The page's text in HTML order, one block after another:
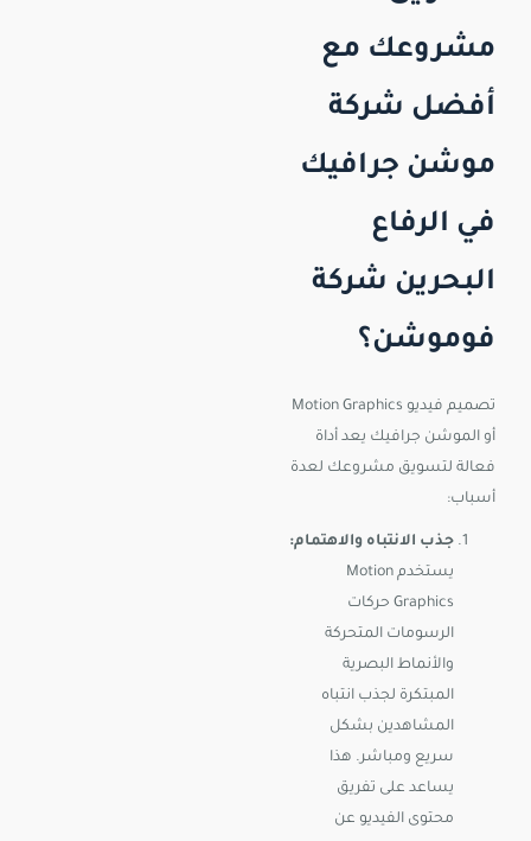
مشروعك مع
أفضل شركة
موشن جرافيك
في الرفاع
البحرين شركة
فوموشن؟
تصميم فيديو Motion Graphics
أو الموشن جرافيك يعد أداة
فعالة لتسويق مشروعك لعدة
أسباب:
جذب الانتباه والاهتمام:
يستخدم Motion
Graphics حركات
الرسومات المتحركة
والأنماط البصرية
المبتكرة لجذب انتباه
المشاهدين بشكل
سريع ومباشر. هذا
يساعد على تفريق
محتوى الفيديو عن